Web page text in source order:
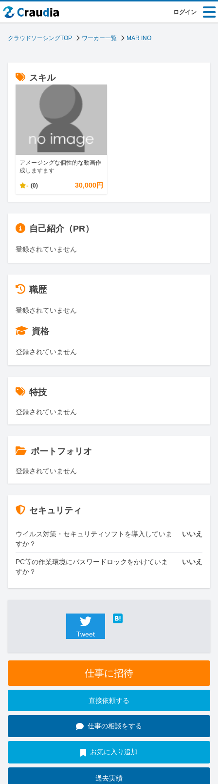
ログイン
クラウドソーシングTOP ワーカー一覧 MAR INO
スキル
アメージングな個性的な動画作
成しますます
- (0) 30,000円
自己紹介（PR）
登録されていません
職歴
登録されていません
資格
登録されていません
特技
登録されていません
ポートフォリオ
登録されていません
セキュリティ
ウイルス対策・セキュリティソフトを導入していま
すか？
いいえ
PC等の作業環境にパスワードロックをかけていま
すか？
いいえ
Tweet
仕事に招待
直接依頼する
仕事の相談をする
お気に入り追加
過去実績